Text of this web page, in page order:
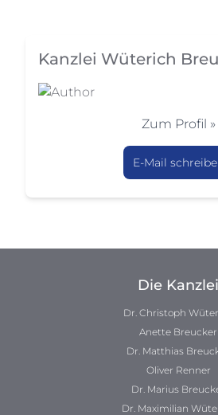
Kanzlei Wüterich
Zum Profil »
E-Mail
Die Kanzlei
Dr. Christoph
Anette Breucker
Dr. Matthias
Oliver Renner
Dr. Marius
Dr. Maximilian